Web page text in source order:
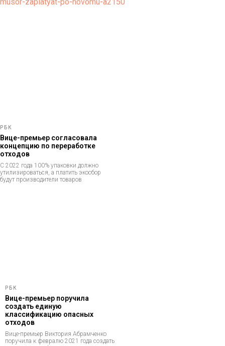
РБК
Вице-премьер согласовала
концепцию по переработке
отходов
С 2022 года 100% упаковки должно
утилизироваться, а платить экосбор
будут производители товаров
РБК
Вице-премьер поручила
создать единую
классификацию опасных
отходов
Вице-премьер Виктория Абрамченко
поручила к февралю 2021 года создать